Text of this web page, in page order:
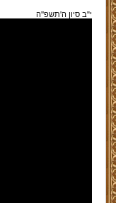
י"ב סיון ה'תשפ''ה